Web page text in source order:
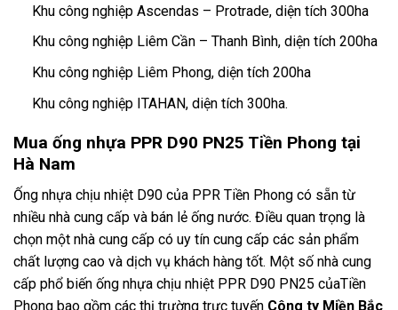
Khu công nghiệp Ascendas – Protrade, diện tích 300ha
Khu công nghiệp Liêm Cần – Thanh Bình, diện tích 200ha
Khu công nghiệp Liêm Phong, diện tích 200ha
Khu công nghiệp ITAHAN, diện tích 300ha.
Mua ống nhựa PPR D90 PN25 Tiền Phong tại
Hà Nam
Ống nhựa chịu nhiệt D90 của PPR Tiền Phong có sẵn từ
nhiều nhà cung cấp và bán lẻ ống nước. Điều quan trọng là
chọn một nhà cung cấp có uy tín cung cấp các sản phẩm
chất lượng cao và dịch vụ khách hàng tốt. Một số nhà cung
cấp phổ biến ống nhựa chịu nhiệt PPR D90 PN25 củaTiền
Phong bao gồm các thị trường trực tuyến Công ty Miền Bắc